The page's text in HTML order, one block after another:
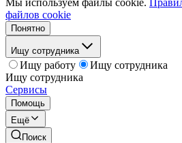
Мы используем файлы cookie.
файлов cookie
Понятно
Ищу сотрудника
Ищу работу
Ищу сотрудника
Ищу сотрудника
Сервисы
Помощь
Ещё
Поиск